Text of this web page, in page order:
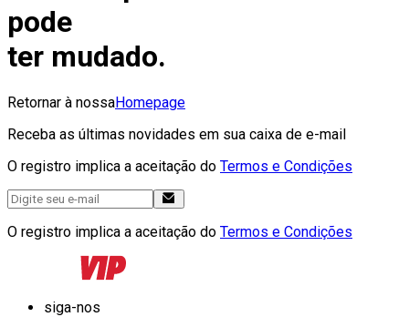
pode
ter mudado.
Retornar à nossaHomepage
Receba as últimas novidades em sua caixa de e-mail
O registro implica a aceitação do Termos e Condições
O registro implica a aceitação do Termos e Condições
siga-nos